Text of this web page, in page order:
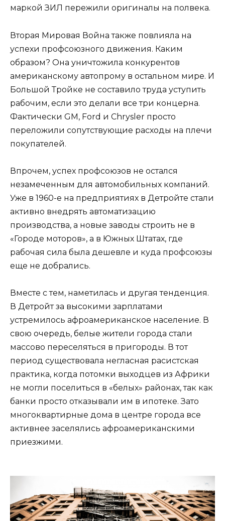
маркой ЗИЛ пережили оригиналы на полвека.
Вторая Мировая Война также повлияла на
успехи профсоюзного движения. Каким
образом? Она уничтожила конкурентов
американскому автопрому в остальном мире. И
Большой Тройке не составило труда уступить
рабочим, если это делали все три концерна.
Фактически GM, Ford и Chrysler просто
переложили сопутствующие расходы на плечи
покупателей.
Впрочем, успех профсоюзов не остался
незамеченным для автомобильных компаний.
Уже в 1960-е на предприятиях в Детройте стали
активно внедрять автоматизацию
производства, а новые заводы строить не в
«Городе моторов», а в Южных Штатах, где
рабочая сила была дешевле и куда профсоюзы
еще не добрались.
Вместе с тем, наметилась и другая тенденция.
В Детройт за высокими зарплатами
устремилось афроамериканское население. В
свою очередь, белые жители города стали
массово переселяться в пригороды. В тот
период существовала негласная расистская
практика, когда потомки выходцев из Африки
не могли поселиться в «белых» районах, так как
банки просто отказывали им в ипотеке. Зато
многоквартирные дома в центре города все
активнее заселялись афроамериканскими
приезжими.